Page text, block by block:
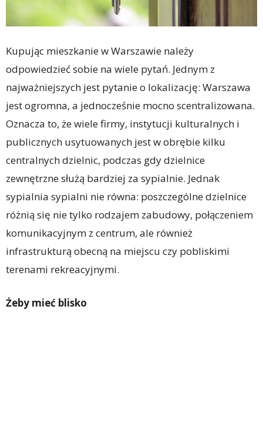
Kupując mieszkanie w Warszawie należy
odpowiedzieć sobie na wiele pytań. Jednym z
najważniejszych jest pytanie o lokalizację: Warszawa
jest ogromna, a jednocześnie mocno scentralizowana.
Oznacza to, że wiele firmy, instytucji kulturalnych i
publicznych usytuowanych jest w obrębie kilku
centralnych dzielnic, podczas gdy dzielnice
zewnętrzne służą bardziej za sypialnie. Jednak
sypialnia sypialni nie równa: poszczególne dzielnice
różnią się nie tylko rodzajem zabudowy, połączeniem
komunikacyjnym z centrum, ale również
infrastrukturą obecną na miejscu czy pobliskimi
terenami rekreacyjnymi.
Żeby mieć blisko